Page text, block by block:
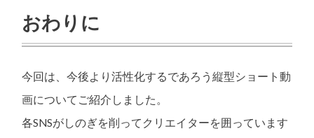
おわりに
今回は、今後より活性化するであろう縦型ショート動
画についてご紹介しました。
各SNSがしのぎを削ってクリエイターを囲っています